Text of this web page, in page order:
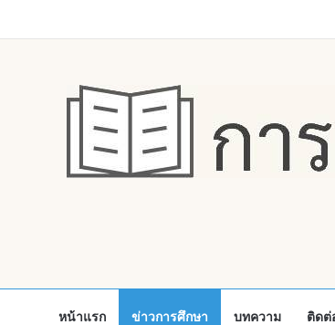
หน้าแรก ข่าวการศึกษา บทความ ติดต่